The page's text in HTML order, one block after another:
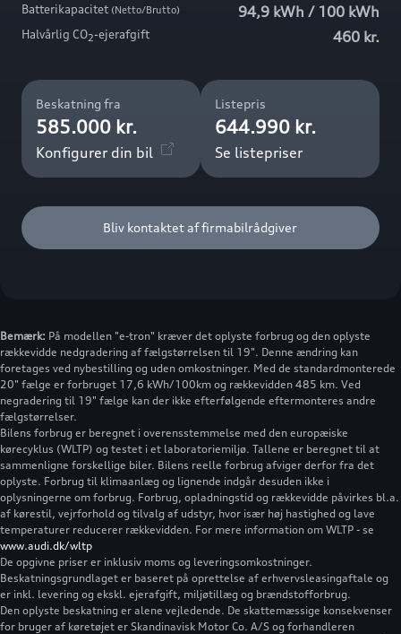
94,9 kWh / 100 kWh
Batterikapacitet (Netto/Brutto)
460 kr.
Halvårlig CO2-ejerafgift
Beskatning fra
585.000 kr.
Konfigurer din bil
Listepris
644.990 kr.
Se listepriser
Bliv kontaktet af firmabilrådgiver
Bemærk: På modellen "e-tron" kræver det oplyste forbrug og den oplyste
rækkevidde nedgradering af fælgstørrelsen til 19". Denne ændring kan
foretages ved nybestilling og uden omkostninger. Med de standardmonterede
20" fælge er forbruget 17,6 kWh/100km og rækkevidden 485 km. Ved
negradering til 19" fælge kan der ikke efterfølgende eftermonteres andre
fælgstørrelser.
Bilens forbrug er beregnet i overensstemmelse med den europæiske
kørecyklus (WLTP) og testet i et laboratoriemiljø. Tallene er beregnet til at
sammenligne forskellige biler. Bilens reelle forbrug afviger derfor fra det
oplyste. Forbrug til klimaanlæg og lignende indgår desuden ikke i
oplysningerne om forbrug. Forbrug, opladningstid og rækkevidde påvirkes bl.a.
af kørestil, vejrforhold og tilvalg af udstyr, hvor især høj hastighed og lave
temperaturer reducerer rækkevidden. For mere information om WLTP - se
www.audi.dk/wltp
De opgivne priser er inklusiv moms og leveringsomkostninger.
Beskatningsgrundlaget er baseret på oprettelse af erhvervsleasingaftale og
er inkl. levering og ekskl. ejerafgift, miljøtillæg og brændstofforbrug.
Den oplyste beskatning er alene vejledende. De skattemæssige konsekvenser
for bruger af køretøjet er Skandinavisk Motor Co. A/S og forhandleren